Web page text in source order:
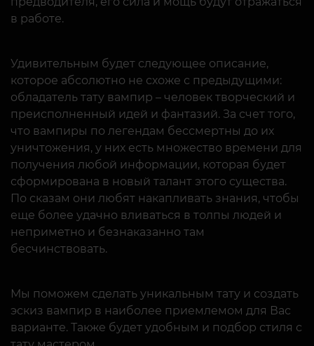
в работе.
Удивительным будет следующее описание,
которое абсолютно не схоже с предыдущими:
обладатель тату вампир – человек творческий и
преисполненный идей и фантазий. За счет того,
что вампиры по легендам бессмертны до их
уничтожения, у них есть множество времени для
получения любой информации, которая будет
сформирована в новый талант этого существа.
По сказам они любят накапливать знания, чтобы
еще более удачно вливаться в толпы людей и
неприметно и безнаказанно там
бесчинствовать.
Мы поможем сделать уникальным тату и создать
эскиз вампир в наиболее приемлемом для Вас
варианте. Также будет удобным и подбор стиля с